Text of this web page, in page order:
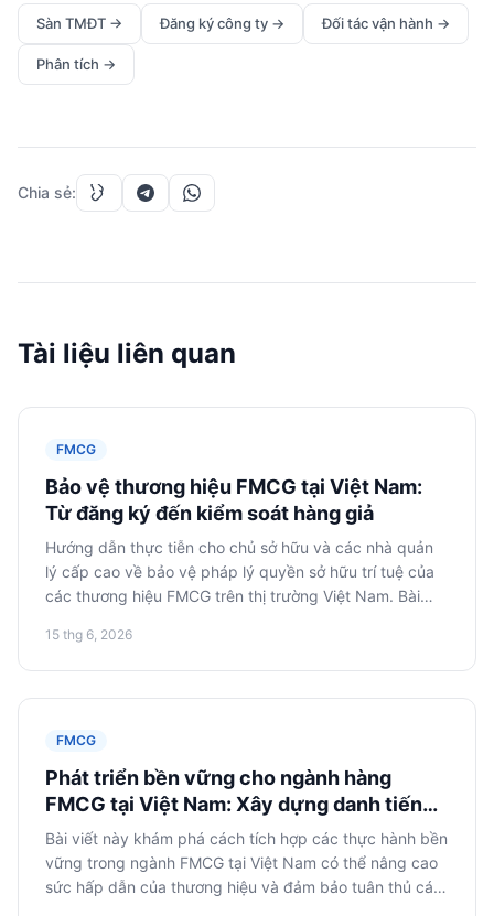
Sàn TMĐT → Đăng ký công ty → Đối tác vận hành →
Phân tích →
Chia sẻ:
Tài liệu liên quan
FMCG
Bảo vệ thương hiệu FMCG tại Việt Nam:
Từ đăng ký đến kiểm soát hàng giả
Hướng dẫn thực tiễn cho chủ sở hữu và các nhà quản
lý cấp cao về bảo vệ pháp lý quyền sở hữu trí tuệ của
các thương hiệu FMCG trên thị trường Việt Nam. Bài
và chống hàng giả.
15 thg 6, 2026
FMCG
Phát triển bền vững cho ngành hàng
FMCG tại Việt Nam: Xây dựng danh tiếng
và lòng trung thành
Bài viết này khám phá cách tích hợp các thực hành bền
vững trong ngành FMCG tại Việt Nam có thể nâng cao
sức hấp dẫn của thương hiệu và đảm bảo tuân thủ các